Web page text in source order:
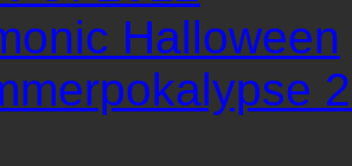
Halloween